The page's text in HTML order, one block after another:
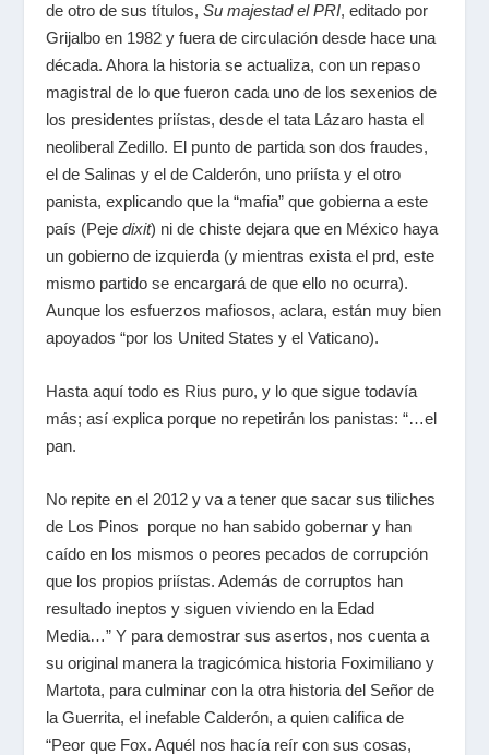
de otro de sus títulos,Su majestad el PRI, editado por
Grijalbo en 1982 y fuera de circulación desde hace una
década. Ahora la historia se actualiza, con un repaso
magistral de lo que fueron cada uno de los sexenios de
los presidentes priístas, desde el tata Lázaro hasta el
neoliberal Zedillo. El punto de partida son dos fraudes,
el de Salinas y el de Calderón, uno priísta y el otro
panista, explicando que la “mafia” que gobierna a este
país (Pejedixit) ni de chiste dejara que en México haya
un gobierno de izquierda (y mientras exista el prd, este
mismo partido se encargará de que ello no ocurra).
Aunque los esfuerzos mafiosos, aclara, están muy bien
apoyados “por los United States y el Vaticano).
Hasta aquí todo es Rius puro, y lo que sigue todavía
más; así explica porque no repetirán los panistas: “…el
pan.
No repite en el 2012 y va a tener que sacar sus tiliches
de Los Pinos porque no han sabido gobernar y han
caído en los mismos o peores pecados de corrupción
que los propios priístas. Además de corruptos han
resultado ineptos y siguen viviendo en la Edad
Media…” Y para demostrar sus asertos, nos cuenta a
su original manera la tragicómica historia Foximiliano y
Martota, para culminar con la otra historia del Señor de
la Guerrita, el inefable Calderón, a quien califica de
“Peor que Fox. Aquél nos hacía reír con sus cosas,